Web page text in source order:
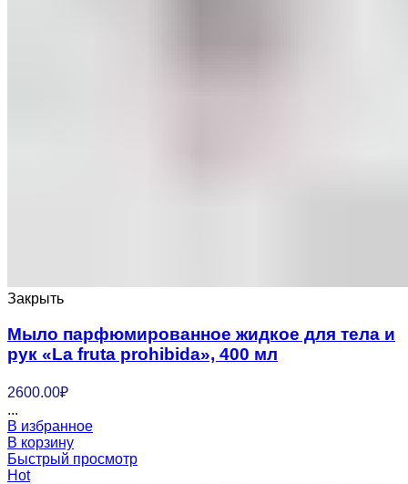
Закрыть
Мыло парфюмированное жидкое для тела и
рук «La fruta prohibida», 400 мл
2600.00₽
...
В избранное
В корзину
Быстрый просмотр
Hot